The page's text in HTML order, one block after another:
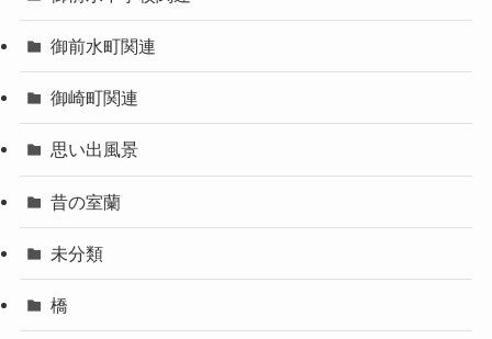
御前水町関連
御崎町関連
思い出風景
昔の室蘭
未分類
橋